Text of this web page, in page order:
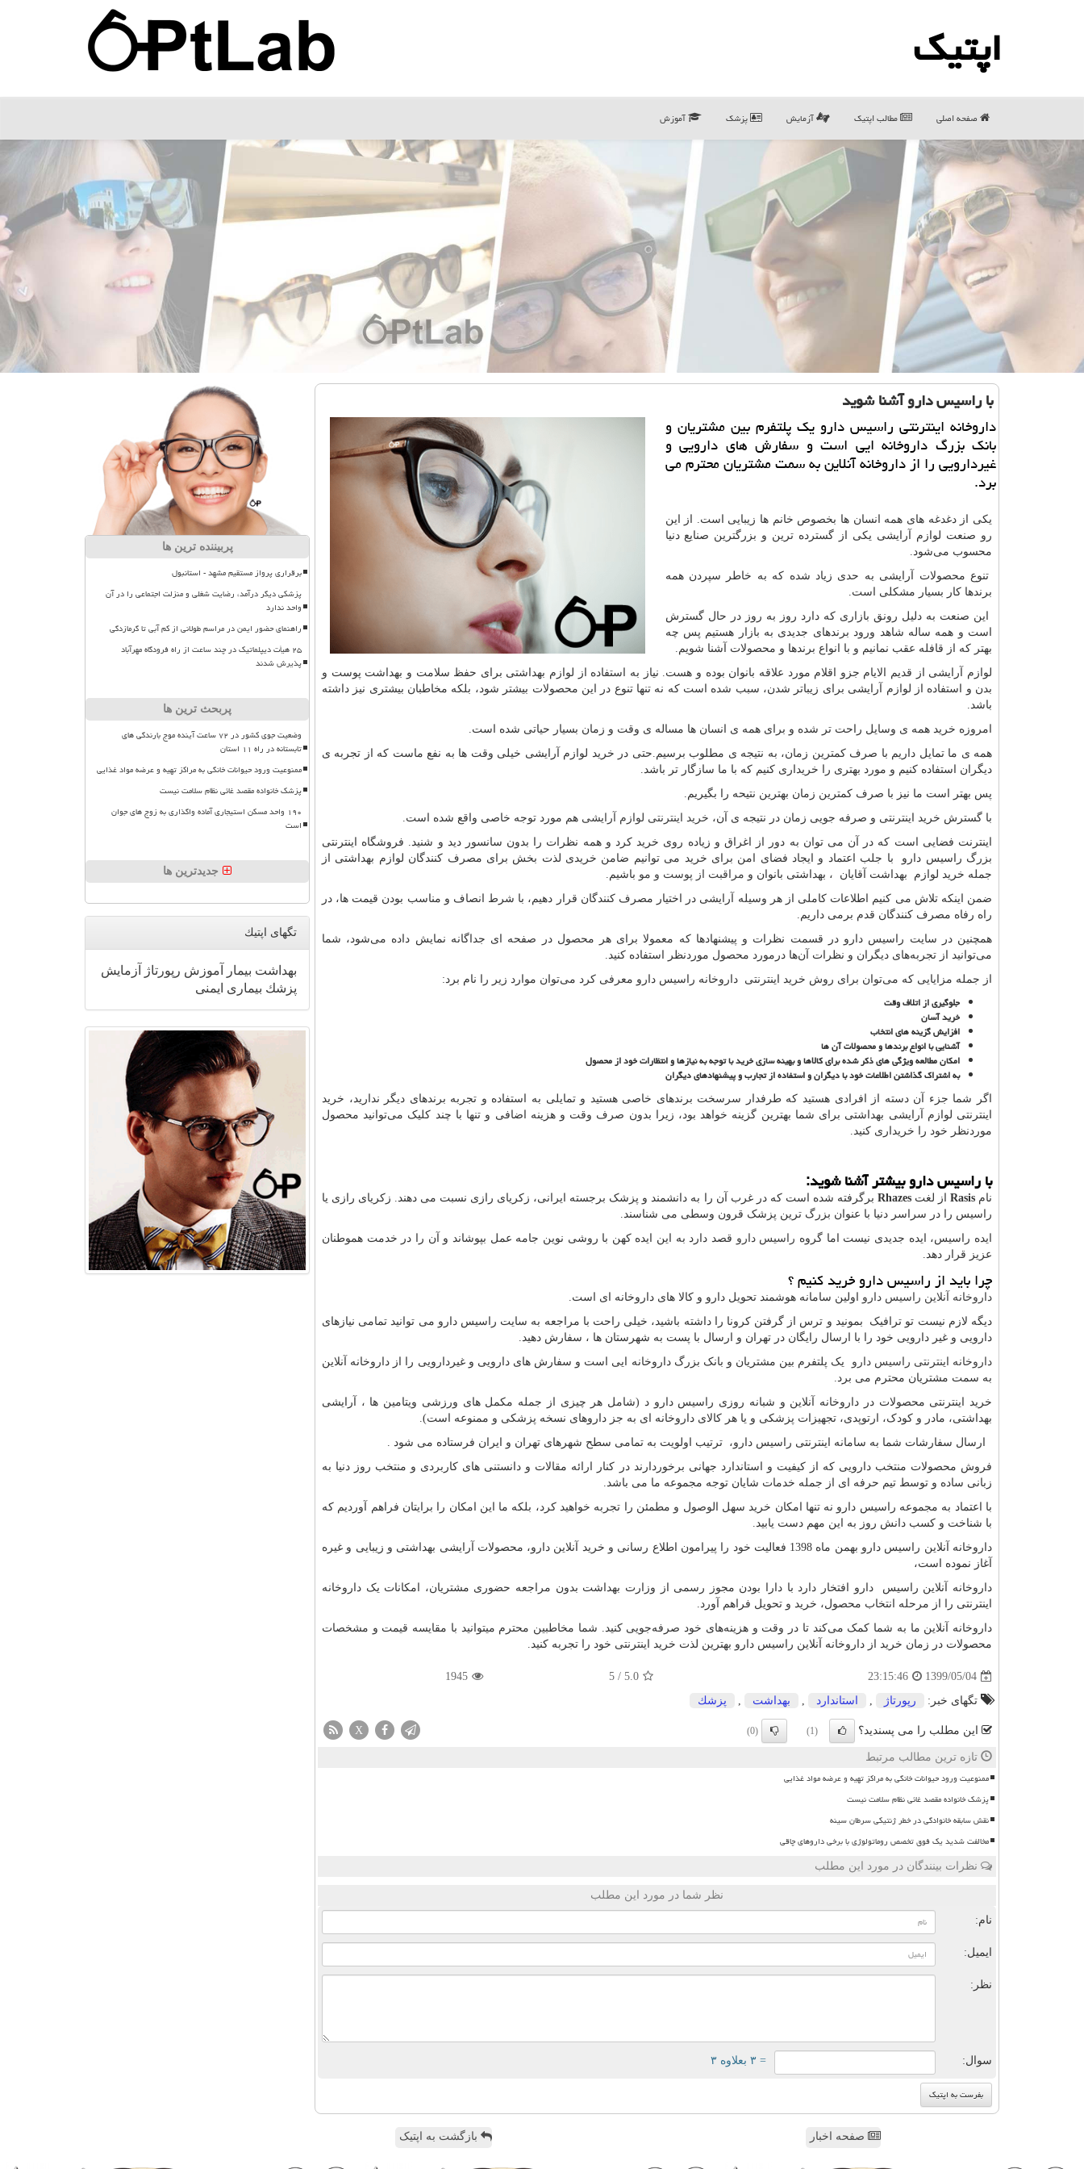
اپتیك
صفحه اصلی مطالب اپتیك آزمایش پزشک آموزش
با راسیس دارو آشنا شوید
داروخانه اینترنتی راسیس دارو یك پلتفرم بین مشتریان و
بانك بزرگ داروخانه ایی است و سفارش های دارویی و
غیردارویی را از داروخانه آنلاین به سمت مشتریان محترم می
برد.
یکی از دغدغه های همه انسان ها بخصوص خانم ها زیبایی است. از این
رو صنعت لوازم آرایشی یکی از گسترده ‌ترین و بزرگترین صنایع دنیا
محسوب می‌شود.
تنوع محصولات آرایشی به حدی زیاد شده که به خاطر سپردن همه
برندها کار بسیار مشکلی است.
این صنعت به دلیل رونق بازاری که دارد روز به روز در حال گسترش
است و همه ساله شاهد ورود برندهای جدیدی به بازار هستیم پس چه
بهتر که از قافله عقب نمانیم و با انواع برندها و محصولات آشنا شویم.
لوازم آرایشی از قدیم الایام جزو اقلام مورد علاقه بانوان بوده و هست. نیاز به استفاده از لوازم بهداشتی برای حفظ سلامت و بهداشت پوست و
بدن و استفاده از لوازم آرایشی برای زیباتر شدن، سبب شده است که نه تنها تنوع در این محصولات بیشتر شود، بلکه مخاطبان بیشتری نیز داشته
باشد.
امروزه خرید همه ی وسایل راحت تر شده و برای همه ی انسان ها مساله ی وقت و زمان بسیار حیاتی شده است.
همه ی ما تمایل داریم با صرف کمترین زمان، به نتیجه ی مطلوب برسیم.حتی در خرید لوازم آرایشی خیلی وقت ها به نفع ماست که از تجربه ی
دیگران استفاده کنیم و مورد بهتری را خریداری کنیم که با ما سازگار تر باشد.
پس بهتر است ما نیز با صرف کمترین زمان بهترین نتیحه را بگیریم.
با گسترش خرید اینترنتی و صرفه جویی زمان در نتیجه ی آن، خرید اینترنتی لوازم آرایشی هم مورد توجه خاصی واقع شده است.
اینترنت فضایی است که در آن می توان به دور از اغراق و زیاده روی خرید کرد و همه نظرات را بدون سانسور دید و شنید. فروشگاه اینترنتی
بزرگ راسیس دارو با جلب اعتماد و ایجاد فضای امن برای خرید می توانیم ضامن خریدی لذت بخش برای مصرف کنندگان لوازم بهداشتی از
جمله خرید لوازم بهداشت آقایان ، بهداشتی بانوان و مراقبت از پوست و مو باشیم.
ضمن اینکه تلاش می کنیم اطلاعات کاملی از هر وسیله آرایشی در اختیار مصرف کنندگان قرار دهیم، با شرط انصاف و مناسب بودن قیمت ها، در
راه رفاه مصرف کنندگان قدم برمی داریم.
همچنین در سایت راسیس دارو در قسمت نظرات و پیشنهاد‌ها که معمولا برای هر محصول در صفحه ای جداگانه نمایش داده می‌شود، شما
می‌توانید از تجربه‌های دیگران و نظرات آن‌ها درمورد محصول موردنظر استفاده کنید.
از جمله مزایایی که می‌توان برای روش خرید اینترنتی داروخانه راسیس دارو معرفی کرد می‌توان موارد زیر را نام برد:
جلوگیری از اتلاف وقت
خرید آسان
افزایش گزینه های انتخاب
آشنایی با انواع برندها و محصولات آن ها
امکان مطالعه ویژگی های ذکر شده برای کالا‌ها و بهینه سازی خرید با توجه به نیازها و انتظارات خود از محصول
به اشتراک گذاشتن اطلاعات خود با دیگران و استفاده از تجارب و پیشنهاد‌های دیگران
اگر شما جزء آن دسته از افرادی هستید که طرفدار سرسخت برندهای خاصی هستید و تمایلی به استفاده و تجربه برندهای دیگر ندارید، خرید
اینترنتی لوازم آرایشی بهداشتی برای شما بهترین گزینه خواهد بود، زیرا بدون صرف وقت و هزینه اضافی و تنها با چند کلیک می‌توانید محصول
موردنظر خود را خریداری کنید.
با راسیس دارو بیشتر آشنا شوید:
نامRasis از لغتRhazes برگرفته شده است که در غرب آن را به دانشمند و پزشک برجسته ایرانی،‌ زکریای رازی نسبت می دهند. زکریای رازی یا
راسیس را در سراسر دنیا با عنوان بزرگ ترین پزشک قرون وسطی می شناسند.
ایده راسیس، ایده جدیدی نیست اما گروه راسیس دارو قصد دارد به این ایده کهن‌ با روشی نوین جامه عمل بپوشاند و آن را در خدمت هموطنان
عزیز قرار دهد.
چرا باید از راسیس دارو خرید کنیم ؟
داروخانه آنلاین راسیس دارو اولین سامانه هوشمند تحویل دارو و کالا های داروخانه ای است.
دیگه لازم نیست تو ترافیک بمونید و ترس از گرفتن کرونا را داشته باشید، خیلی راحت با مراجعه به سایت راسیس دارو می توانید تمامی نیازهای
دارویی و غیر دارویی خود را با ارسال رایگان در تهران و ارسال با پست به شهرستان ها ، سفارش دهید.
داروخانه اینترنتی راسیس دارو
یک پلتفرم بین مشتریان و بانک بزرگ داروخانه ایی است و سفارش های دارویی و غیردارویی را از داروخانه آنلاین
به سمت مشتریان محترم می برد.
خرید اینترنتی محصولات در داروخانه آنلاین و شبانه روزی راسیس دارو د (شامل هر چیزی از جمله مکمل های ورزشی ویتامین ها ، آرایشی
بهداشتی، مادر و کودک، ارتوپدی، تجهیزات پزشکی و یا هر کالای داروخانه ای به جز داروهای نسخه پزشکی و ممنوعه است).
ارسال سفارشات شما به سامانه اینترنتی راسیس دارو، ترتیب اولویت به تمامی سطح شهرهای تهران و ایران فرستاده می شود
فروش محصولات منتخب دارویی که از کیفیت و استاندارد جهانی برخوردارند در کنار ارائه مقالات و دانستنی های کاربردی و منتخب روز دنیا به
زبانی ساده و توسط تیم حرفه ای از جمله خدمات شایان توجه مجموعه ما می باشد.
با اعتماد به مجموعه راسیس دارو نه تنها امکان خرید سهل الوصول و مطمئن را تجربه خواهید کرد، بلکه ما این امکان را برایتان فراهم آوردیم که
با شناخت و کسب دانش روز به این مهم دست یابید.
داروخانه آنلاین راسیس دارو بهمن ماه 1398 فعالیت خود را پیرامون اطلاع رسانی و خرید آنلاین دارو، محصولات آرایشی بهداشتی و زیبایی و غیره
آغاز نموده است،
داروخانه آنلاین راسیس دارو افتخار دارد با دارا بودن مجوز رسمی از وزارت بهداشت بدون مراجعه حضوری مشتریان، امکانات یک داروخانه
اینترنتی را از مرحله انتخاب محصول، خرید و تحویل فراهم آورد.
داروخانه آنلاین ما به شما کمک می‌کند تا در وقت و هزینه‌های خود صرفه‌جویی کنید. شما مخاطبین محترم میتوانید با مقایسه قیمت و مشخصات
محصولات در زمان خرید از داروخانه آنلاین راسیس دارو بهترین لذت خرید اینترنتی خود را تجربه کنید.
1399/05/04
23:15:46
5.0
/
5
1945
تگهای خبر: رپورتاژ , استاندارد , بهداشت , پزشك
این مطلب را می پسندید؟ (1)
(0)
X
تازه ترین مطالب مرتبط
ممنوعیت ورود حیوانات خانگی به مراکز تهیه و عرضه مواد غذایی
پزشک خانواده مقصد غائی نظام سلامت نیست
نقش سابقه خانوادگی در خطر ژنتیکی سرطان سینه
مخالفت شدید یک فوق تخصص روماتولوژی با برخی داروهای چاقی
نظرات بینندگان در مورد این مطلب
نظر شما در مورد این مطلب
نام:
ایمیل:
نظر:
سوال: = ۳ بعلاوه ۳
پربیننده ترین ها
برقراری پرواز مستقیم مشهد - استانبول
پزشکی دیگر درآمد، رضایت شغلی و منزلت اجتماعی را در آن
واحد ندارد
راهنمای حضور ایمن در مراسم طولانی از کم آبی تا گرمازدگی
۲۵ هیأت دیپلماتیک در چند ساعت از راه فرودگاه مهرآباد
پذیرش شدند
پربحث ترین ها
وضعیت جوی کشور در ۷۲ ساعت آینده موج بارندگی های
تابستانه در راه ۱۱ استان
ممنوعیت ورود حیوانات خانگی به مراکز تهیه و عرضه مواد غذایی
پزشک خانواده مقصد غائی نظام سلامت نیست
۱۹۰ واحد مسکن استیجاری آماده واگذاری به زوج های جوان
است
جدیدترین ها
تگهای اپتیك
بهداشت بیمار آموزش رپورتاژ
آزمایش
پزشك بیماری ایمنی
صفحه اخبار بازگشت به اپتیک